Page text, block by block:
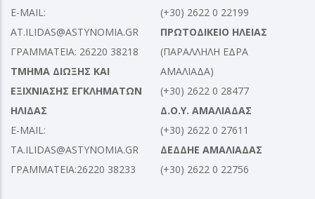
E-MAIL:
AT.ILIDAS@ASTYNOMIA.GR
ΓΡΑΜΜΑΤΕΙΑ: 26220 38218
ΤΜΗΜΑ ΔΙΩΞΗΣ ΚΑΙ
ΕΞΙΧΝΙΑΣΗΣ ΕΓΚΛΗΜΑΤΩΝ
ΗΛΙΔΑΣ
E-MAIL:
TA.ILIDAS@ASTYNOMIA.GR
ΓΡΑΜΜΑΤΕΙΑ:26220 38233
(+30) 2622 0 22199
ΠΡΩΤΟΔΙΚΕΙΟ ΗΛΕΙΑΣ
(ΠΑΡΑΛΛΗΛΗ ΕΔΡΑ
ΑΜΑΛΙΑΔΑ)
(+30) 2622 0 28477
Δ.Ο.Υ. ΑΜΑΛΙΑΔΑΣ
(+30) 2622 0 27611
ΔΕΔΔΗΕ ΑΜΑΛΙΑΔΑΣ
(+30) 2622 0 22756